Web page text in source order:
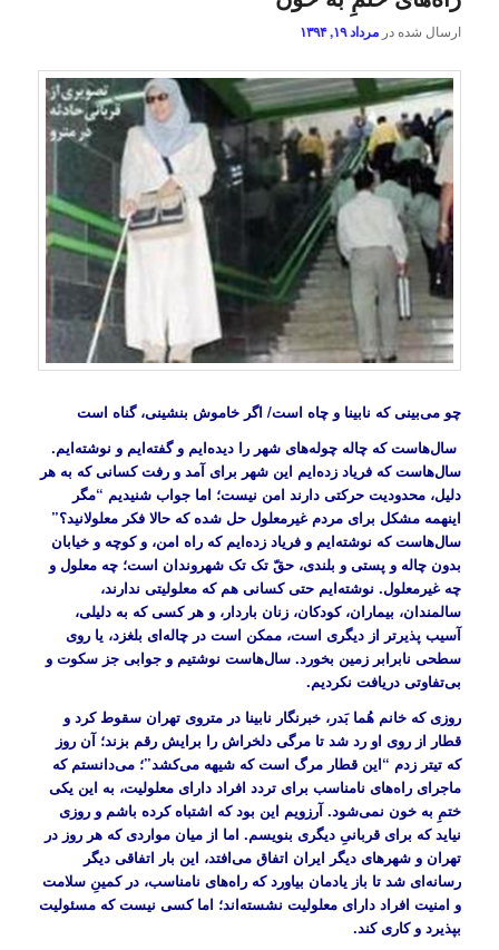
ارسال شده درمرداد ۱۹, ۱۳۹۴
چو می‌بینی که نابینا و چاه است/ اگر خاموش بنشینی، گناه است
سال‌هاست که چاله چوله‌های شهر را دیده‌ایم و گفته‌ایم و نوشته‌ایم.
سال‌هاست که فریاد زده‌ایم این شهر برای آمد و رفت کسانی که به هر
دلیل، محدودیت حرکتی دارند امن نیست؛ اما جواب شنیدیم “مگر
اینهمه مشکل برای مردم غیرمعلول حل شده که حالا فکر معلولانید؟”
سال‌هاست که نوشته‌ایم و فریاد زده‌ایم که راه امن، و کوچه و خیابان
بدون چاله و پستی و بلندی، حقّ تک تک شهروندان است؛ چه معلول و
چه غیرمعلول. نوشته‌ایم حتی کسانی هم که معلولیتی ندارند،
سالمندان، بیماران، کودکان، زنان باردار، و هر کسی که به دلیلی،
آسیب پذیرتر از دیگری است، ممکن است در چاله‌ای بلغزد، یا روی
سطحی نابرابر زمین بخورد. سال‌هاست نوشتیم و جوابی جز سکوت و
بی‌تفاوتی دریافت نکردیم.
روزی که خانم هُما بَدر، خبرنگار نابینا در متروی تهران سقوط کرد و
قطار از روی او رد شد تا مرگی دلخراش را برایش رقم بزند؛ آن روز
که تیتر زدم “این قطار مرگ است که شیهه می‌کشد”؛ می‌دانستم که
ماجرای راه‌های نامناسب برای تردد افراد دارای معلولیت، به این یکی
ختمِ به خون نمی‌شود. آرزویم این بود که اشتباه کرده باشم و روزی
نیاید که برای قربانیِ دیگری بنویسم. اما از میان مواردی که هر روز در
تهران و شهرهای دیگر ایران اتفاق می‌افتد، این بار اتفاقی دیگر
رسانه‌ای شد تا باز یادمان بیاورد که راه‌های نامناسب، در کمینِ سلامت
و امنیت افراد دارای معلولیت نشسته‌اند؛ اما کسی نیست که مسئولیت
بپذیرد و کاری کند.